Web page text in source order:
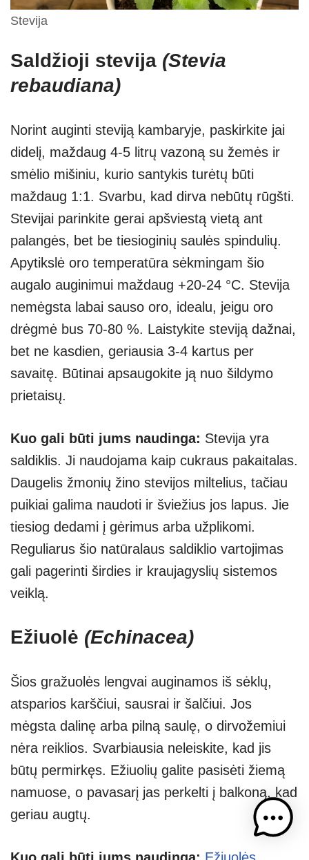
Stevija
Saldžioji stevija (Stevia
rebaudiana)
Norint auginti steviją kambaryje, paskirkite jai
didelį, maždaug 4-5 litrų vazoną su žemės ir
smėlio mišiniu, kurio santykis turėtų būti
maždaug 1:1. Svarbu, kad dirva nebūtų rūgšti.
Stevijai parinkite gerai apšviestą vietą ant
palangės, bet be tiesioginių saulės spindulių.
Apytikslė oro temperatūra sėkmingam šio
augalo auginimui maždaug +20-24 °C. Stevija
nemėgsta labai sauso oro, idealu, jeigu oro
drėgmė bus 70-80 %. Laistykite steviją dažnai,
bet ne kasdien, geriausia 3-4 kartus per
savaitę. Būtinai apsaugokite ją nuo šildymo
prietaisų.
Kuo gali būti jums naudinga: Stevija yra
saldiklis. Ji naudojama kaip cukraus pakaitalas.
Daugelis žmonių žino stevijos miltelius, tačiau
puikiai galima naudoti ir šviežius jos lapus. Jie
tiesiog dedami į gėrimus arba užplikomi.
Reguliarus šio natūralaus saldiklio vartojimas
gali pagerinti širdies ir kraujagyslių sistemos
veiklą.
Ežiuolė (Echinacea)
Šios gražuolės lengvai auginamos iš sėklų,
atsparios karščiui, sausrai ir šalčiui. Jos
mėgsta dalinę arba pilną saulę, o dirvožemiui
nėra reiklios. Svarbiausia neleiskite, kad jis
būtų permirkęs. Ežiuolių galite pasisėti žiemą
namuose, o pavasarį jas perkelti į balkoną, kad
geriau augtų.